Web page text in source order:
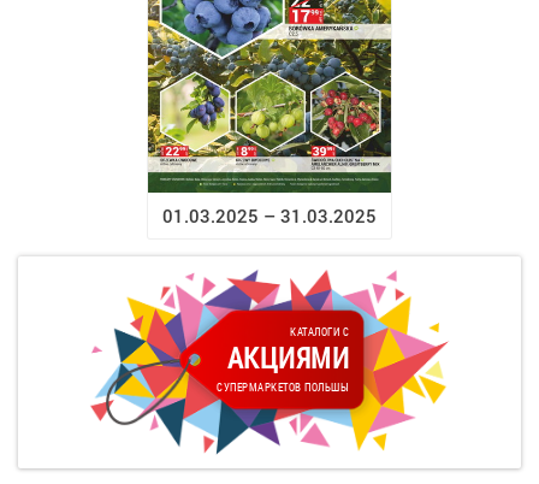
01.03.2025 – 31.03.2025
КАТАЛОГИ С
АКЦИЯМИ
СУПЕРМАРКЕТОВ ПОЛЬШЫ